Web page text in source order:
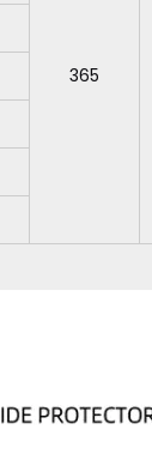
365